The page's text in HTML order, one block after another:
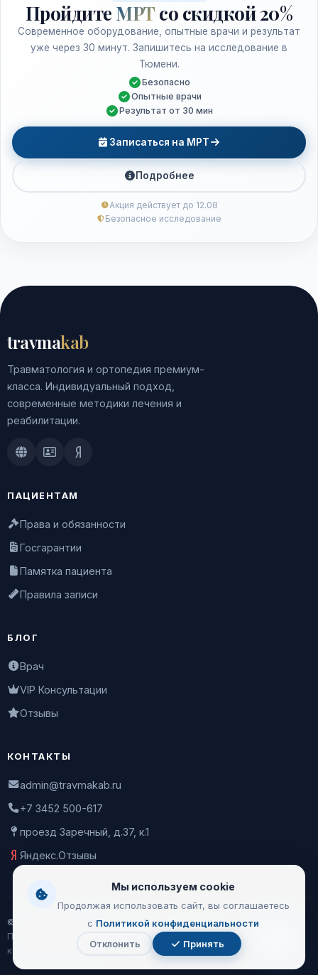
Пройдите МРТ со скидкой 20%
Современное оборудование, опытные врачи и результат
уже через 30 минут. Запишитесь на исследование в
Тюмени.
Безопасно
Опытные врачи
Результат от 30 мин
Записаться на МРТ
Подробнее
Акция действует до 12.08
Безопасное исследование
travmakab
Травматология и ортопедия премиум-
класса. Индивидуальный подход,
современные методики лечения и
реабилитации.
Doctu.ruПроДокторов
Яндекс.Здоровье
ПАЦИЕНТАМ
Права и обязанности
Госгарантии
Памятка пациента
Правила записи
БЛОГ
Врач
VIP Консультации
Отзывы
КОНТАКТЫ
admin@travmakab.ru
+7 3452 500-617
проезд Заречный, д.37, к.1
Яндекс.Отзывы
© 2026 Leontiev Clinic
Пользовательское соглашение
конфиденциальности
с
Мы используем cookie
Продолжая использовать сайт, вы соглашаетесь
с Политикой конфиденциальности
Отклонить Принять